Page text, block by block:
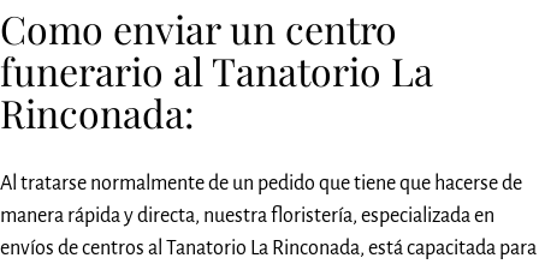
Como enviar un centro
funerario al Tanatorio La
Rinconada:
Al tratarse normalmente de un pedido que tiene que hacerse de
manera rápida y directa, nuestra floristería, especializada en
envíos de centros al Tanatorio La Rinconada, está capacitada para